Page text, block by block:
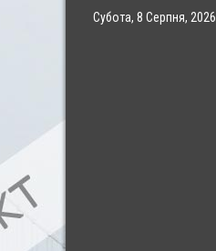
Субота, 8 Серпня, 2026